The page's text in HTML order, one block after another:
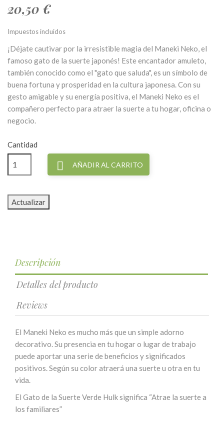
20,50 €
Impuestos incluidos
¡Déjate cautivar por la irresistible magia del Maneki Neko, el
famoso gato de la suerte japonés! Este encantador amuleto,
también conocido como el "gato que saluda", es un símbolo de
buena fortuna y prosperidad en la cultura japonesa. Con su
gesto amigable y su energía positiva, el Maneki Neko es el
compañero perfecto para atraer la suerte a tu hogar, oficina o
negocio.
Cantidad
 AÑADIR AL CARRITO
Descripción
Detalles del producto
Reviews
El Maneki Neko es mucho más que un simple adorno
decorativo. Su presencia en tu hogar o lugar de trabajo
puede aportar una serie de beneficios y significados
positivos. Según su color atraerá una suerte u otra en tu
vida.
El Gato de la Suerte Verde Hulk significa “Atrae la suerte a
los familiares”